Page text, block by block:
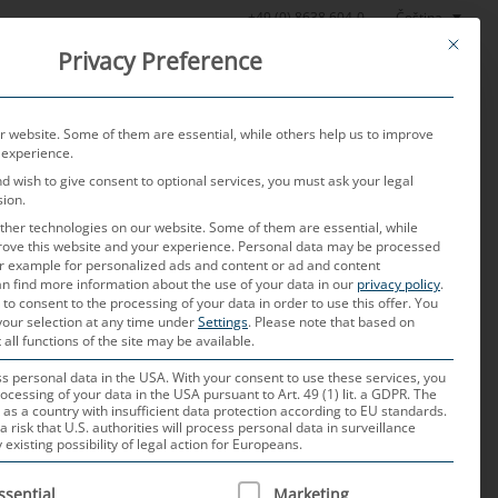
+49 (0) 8638 604-0 Čeština
Aktuality O nás Kariéra Kontakt
a dopady na palubní síť
vozidlo (SWdV) a
pojmům. Na jedné straně se
This
Privacy Preference
website. Some of them are essential, while others help us to improve
wish to give consent to optional services, you must ask your legal
technologies on our website. Some of them are essential, while
this website and your experience. Personal data may be processed
example for personalized ads and content or ad and content
find more information about the use of your data in our privacy policy.
consent to the processing of your data in order to use this offer.You
selection at any time underSettings. Please note that based on
functions of the site may be available.
personal data in the USA. With your consent to use these services, you
of your data in the USA pursuant to Art. 49 (1) lit. a GDPR. The
as a country with insufficient data protection according to EU standards.
risk that U.S. authorities will process personal data in surveillance
possibility of legal action for Europeans.
IS A LIST OF SERVICE GROUPS FOR WHICH CONSENT